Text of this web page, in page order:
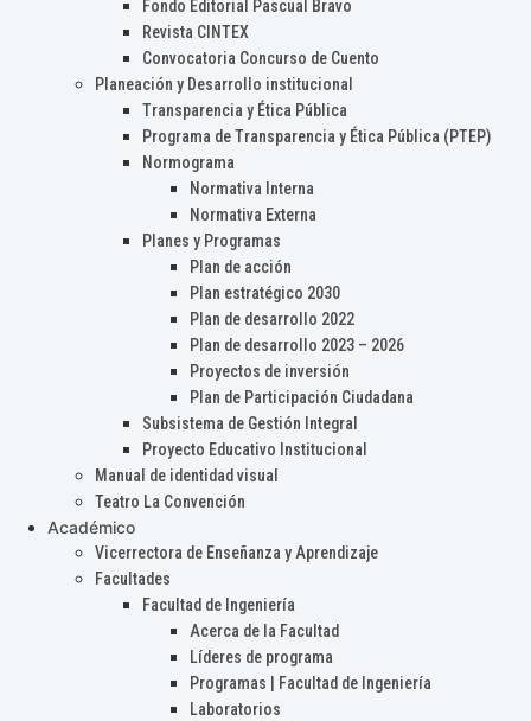
Fondo Editorial Pascual Bravo
Revista CINTEX
Convocatoria Concurso de Cuento
Planeación y Desarrollo institucional
Transparencia y Ética Pública
Programa de Transparencia y Ética Pública (PTEP)
Normograma
Normativa Interna
Normativa Externa
Planes y Programas
Plan de acción
Plan estratégico 2030
Plan de desarrollo 2022
Plan de desarrollo 2023 – 2026
Proyectos de inversión
Plan de Participación Ciudadana
Subsistema de Gestión Integral
Proyecto Educativo Institucional
Manual de identidad visual
Teatro La Convención
Académico
Vicerrectora de Enseñanza y Aprendizaje
Facultades
Facultad de Ingeniería
Acerca de la Facultad
Líderes de programa
Programas | Facultad de Ingeniería
Laboratorios